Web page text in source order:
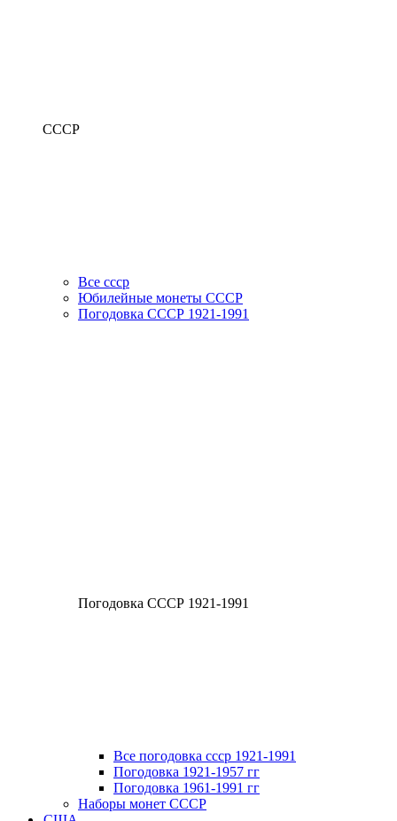
СССР
Все ссср
Юбилейные монеты СССР
Погодовка СССР 1921-1991
Погодовка СССР 1921-1991
Все погодовка ссср 1921-1991
Погодовка 1921-1957 гг
Погодовка 1961-1991 гг
Наборы монет СССР